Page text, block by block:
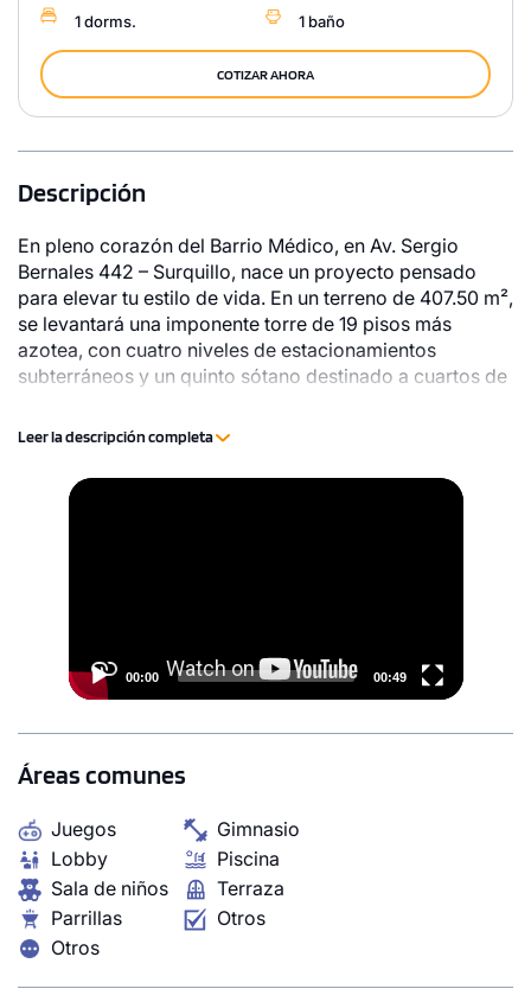
1 dorms. 1 baño
COTIZAR AHORA
1 unidad disponible
1 dorms. 3 baños
Descripción
En pleno corazón del Barrio Médico, en Av. Sergio
Bernales 442 – Surquillo, nace un proyecto pensado
para elevar tu estilo de vida. En un terreno de 407.50 m²,
se levantará una imponente torre de 19 pisos más
azotea, con cuatro niveles de estacionamientos
subterráneos y un quinto sótano destinado a cuartos de
espacios para estacionamientos de autos y bicicletas
funcionalidad, confort y ubicación privilegiada a pasos
de Miraflores.
Leer la descripción completa
Video
00:00 00:49
Áreas comunes
Juegos
Gimnasio
Lobby
Piscina
Sala de niños
Terraza
Parrillas
Otros
Otros